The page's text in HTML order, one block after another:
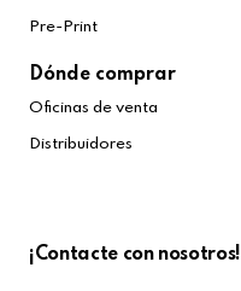
Pre-Print
Dónde comprar
Oficinas de venta
Distribuidores
¡Contacte con nosotros!